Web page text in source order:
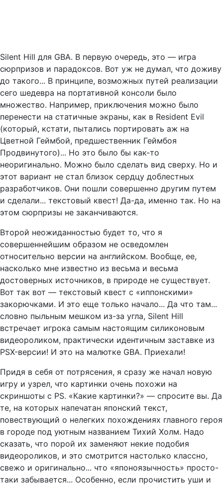
Silent Hill для GBA. В первую очередь, это — игра
сюрпризов и парадоксов. Вот уж не думал, что доживу
до такого... В принципе, возможных путей реализации
сего шедевра на портативной консоли было
множество. Например, приключения можно было
перенести на статичные экраны, как в Resident Evil
(который, кстати, пытались портировать аж на
Цветной Геймбой, предшественник Геймбоя
Продвинутого)... Но это было бы как-то
неоригинально. Можно было сделать вид сверху. Но и
этот вариант не стал близок сердцу доблестных
разработчиков. Они пошли совершенно другим путем
и сделали... текстовый квест! Да-да, именно так. Но на
этом сюрпризы не заканчиваются.
Второй неожиданностью будет то, что я
совершеннейшим образом не осведомлен
относительно версии на английском. Вообще, ее,
насколько мне известно из весьма и весьма
достоверных источников, в природе не существует.
Вот так вот — текстовый квест с «иппонскими»
закорючками. И это еще только начало... Да что там...
словно пыльным мешком из-за угла, Silent Hill
встречает игрока самым настоящим силиконовым
видеороликом, практически идентичным заставке из
PSX-версии! И это на малютке GBA. Приехали!
Придя в себя от потрясения, я сразу же начал новую
игру и узрел, что картинки очень похожи на
скриншоты с PS. «Какие картинки?» — спросите вы. Да
те, на которых напечатан японский текст,
повествующий о нелегких похождениях главного героя
в городе под уютным названием Тихий Холм. Надо
сказать, что порой их заменяют некие подобия
видеороликов, и это смотрится настолько классно,
свежо и оригинально... что «японоязычность» просто-
таки забывается... Особенно, если прочистить уши и